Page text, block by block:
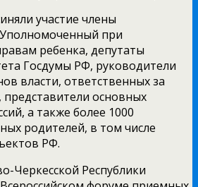
участие члены
при
ребенка, депутаты
Госдумы РФ, руководители
власти, ответственных за
основных
а также более 1000
родителей, в том числе
РФ.
Черкесской Республики